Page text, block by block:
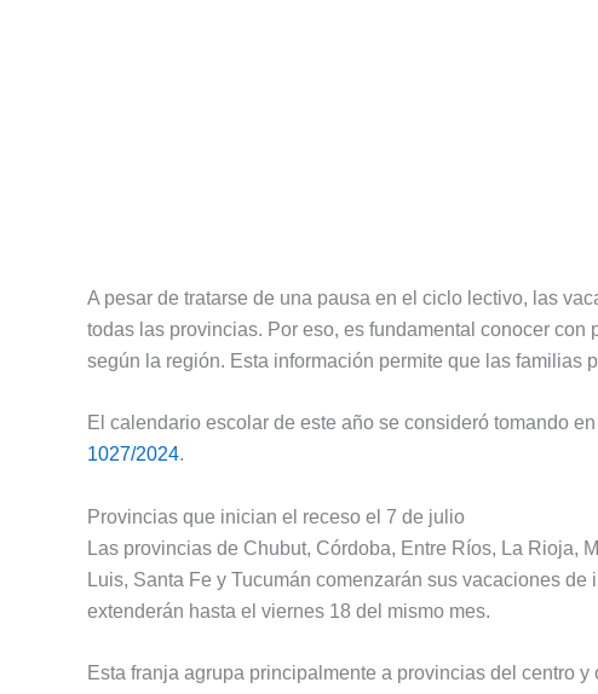
A pesar de tratarse de una pausa en el ciclo lectivo, las
todas las provincias. Por eso, es fundamental conocer
según la región. Esta información permite que las familias
El calendario escolar de este año se consideró tomando
1027/2024.
Provincias que inician el receso el 7 de julio
Las provincias de Chubut, Córdoba, Entre Ríos, La Rioja,
Luis, Santa Fe y Tucumán comenzarán sus vacaciones
extenderán hasta el viernes 18 del mismo mes.
Esta franja agrupa principalmente a provincias del centro